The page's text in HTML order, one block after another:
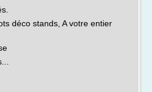
déco stands, A votre entier